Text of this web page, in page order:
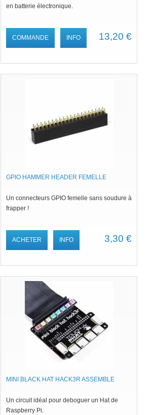
en batterie électronique.
13,20 €
COMMANDE INFO
GPIO HAMMER HEADER FEMELLE
Un connecteurs GPIO femelle sans soudure à
frapper !
3,30 €
ACHETER INFO
MINI BLACK HAT HACK3R ASSEMBLE
Un circuit idéal pour deboguer un Hat de
Raspberry Pi.